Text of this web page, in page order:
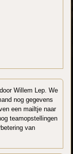
Willem Lep. We
nog gegevens
een mailtje naar
teamopstellingen
van